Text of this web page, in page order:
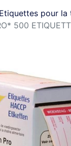
Etiquettes pour la
500